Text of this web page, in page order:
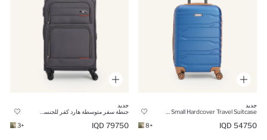
جديد
Unisex Small Hardcover Travel Suitcase
54750 IQD
+8
جديد
جنطة سفر متوسطة هارد كفر للجنسين
79750 IQD
+3